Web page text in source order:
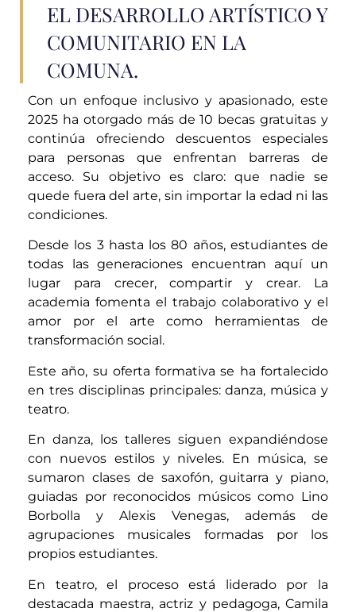
EL DESARROLLO ARTÍSTICO Y
COMUNITARIO EN LA
COMUNA.
Con un enfoque inclusivo y apasionado, este
2025 ha otorgado más de 10 becas gratuitas y
continúa ofreciendo descuentos especiales
para personas que enfrentan barreras de
acceso. Su objetivo es claro: que nadie se
quede fuera del arte, sin importar la edad ni las
condiciones.
Desde los 3 hasta los 80 años, estudiantes de
todas las generaciones encuentran aquí un
lugar para crecer, compartir y crear. La
academia fomenta el trabajo colaborativo y el
amor por el arte como herramientas de
transformación social.
Este año, su oferta formativa se ha fortalecido
en tres disciplinas principales: danza, música y
teatro.
En danza, los talleres siguen expandiéndose
con nuevos estilos y niveles. En música, se
sumaron clases de saxofón, guitarra y piano,
guiadas por reconocidos músicos como Lino
Borbolla y Alexis Venegas, además de
agrupaciones musicales formadas por los
propios estudiantes.
En teatro, el proceso está liderado por la
destacada maestra, actriz y pedagoga, Camila